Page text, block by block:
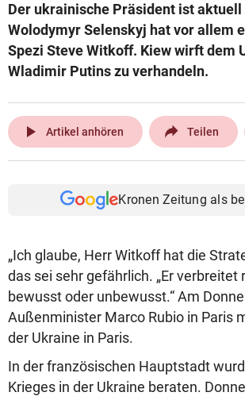
Der ukrainische Präsident ist
Wolodymyr Selenskyj hat vor allem
Spezi Steve Witkoff. Kiew wirft dem
Wladimir Putins zu verhandeln.
play_arrow Artikel anhören Teilen
Kronen Zeitung als
„Ich glaube, Herr Witkoff hat die
das sei sehr gefährlich. „Er
bewusst oder unbewusst.“ Am
Außenminister Marco Rubio in Paris
der Ukraine in Paris.
In der französischen Hauptstadt
Krieges in der Ukraine beraten.